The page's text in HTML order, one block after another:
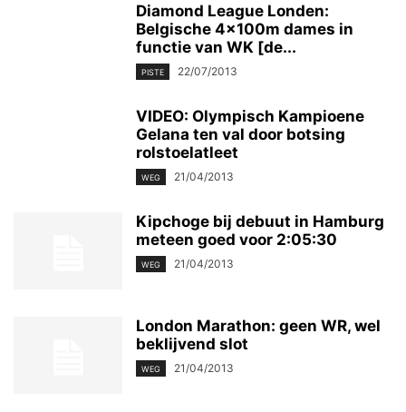
Diamond League Londen:
Belgische 4x100m dames in
functie van WK [de...
PISTE 22/07/2013
VIDEO: Olympisch Kampioene
Gelana ten val door botsing
rolstoelatleet
WEG 21/04/2013
Kipchoge bij debuut in Hamburg
meteen goed voor 2:05:30
WEG 21/04/2013
London Marathon: geen WR, wel
beklijvend slot
WEG 21/04/2013